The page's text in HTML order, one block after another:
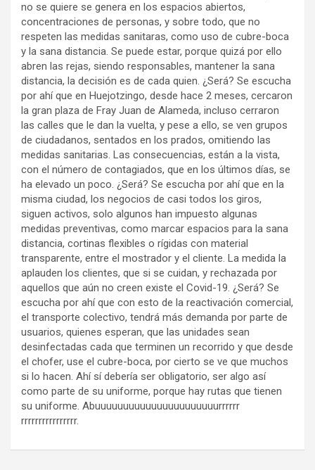
no se quiere se genera en los espacios abiertos,
concentraciones de personas, y sobre todo, que no
respeten las medidas sanitaras, como uso de cubre-boca
y la sana distancia. Se puede estar, porque quizá por ello
abren las rejas, siendo responsables, mantener la sana
distancia, la decisión es de cada quien. ¿Será? Se escucha
por ahí que en Huejotzingo, desde hace 2 meses, cercaron
la gran plaza de Fray Juan de Alameda, incluso cerraron
las calles que le dan la vuelta, y pese a ello, se ven grupos
de ciudadanos, sentados en los prados, omitiendo las
medidas sanitarias. Las consecuencias, están a la vista,
con el número de contagiados, que en los últimos días, se
ha elevado un poco. ¿Será? Se escucha por ahí que en la
misma ciudad, los negocios de casi todos los giros,
siguen activos, solo algunos han impuesto algunas
medidas preventivas, como marcar espacios para la sana
distancia, cortinas flexibles o rígidas con material
transparente, entre el mostrador y el cliente. La medida la
aplauden los clientes, que si se cuidan, y rechazada por
aquellos que aún no creen existe el Covid-19. ¿Será? Se
escucha por ahí que con esto de la reactivación comercial,
el transporte colectivo, tendrá más demanda por parte de
usuarios, quienes esperan, que las unidades sean
desinfectadas cada que terminen un recorrido y que desde
el chofer, use el cubre-boca, por cierto se ve que muchos
si lo hacen. Ahí sí debería ser obligatorio, ser algo así
como parte de su uniforme, porque hay rutas que tienen
su uniforme. Abuuuuuuuuuuuuuuuuuuuuuurrrrrr
rrrrrrrrrrrrrrrr.